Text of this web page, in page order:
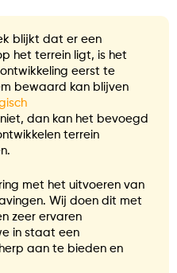
blijkt dat er een
het terrein ligt, is het
eerst te
bewaard kan blijven
niet, dan kan het bevoegd
terrein
met het uitvoeren van
Wij doen dit met
zeer ervaren
in staat een
aan te bieden en